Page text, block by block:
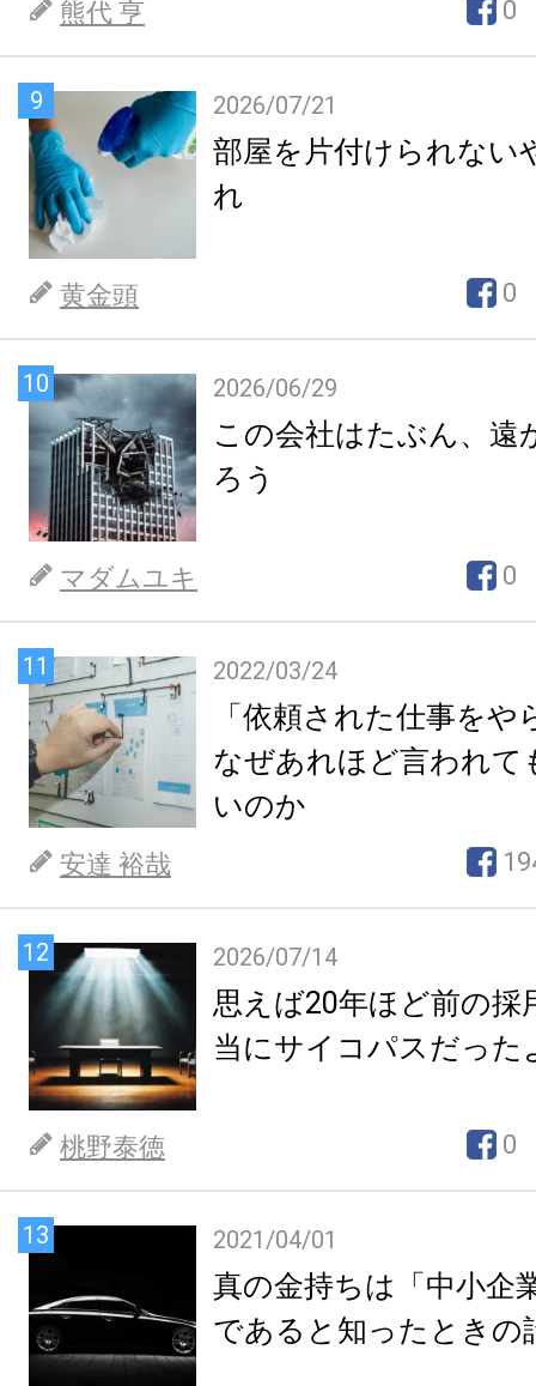
熊代 亨 0
9 2026/07/21
部屋を片付けられない
れ
黄金頭 0
10 2026/06/29
この会社はたぶん、遠
ろう
マダムユキ 0
11 2022/03/24
「依頼された仕事を
なぜあれほど言われて
いのか
安達 裕哉
12 2026/07/14
思えば20年ほど前の採
当にサイコパスだった
桃野泰徳 0
13 2021/04/01
真の金持ちは「中小企
であると知ったときの